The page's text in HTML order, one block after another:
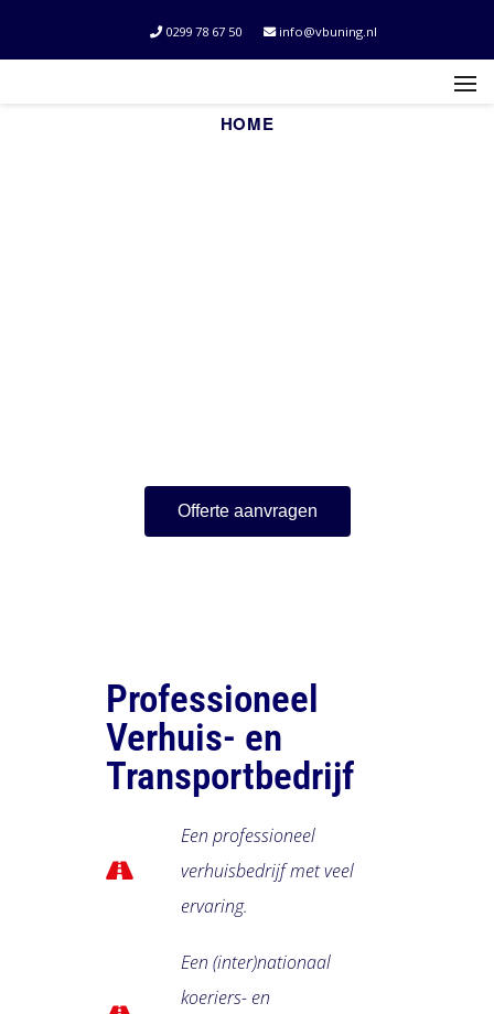
0299 78 67 50 info@vbuning.nl
HOME
Offerte aanvragen
Professioneel
Verhuis- en
Transportbedrijf
Een professioneel
verhuisbedrijf met veel
ervaring.
Een (inter)nationaal
koeriers- en